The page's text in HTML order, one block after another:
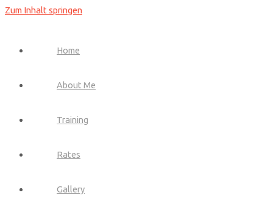
Zum Inhalt springen
Home
About Me
Training
Rates
Gallery